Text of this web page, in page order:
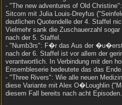
- "The new adventures of Old
Sitcom mit Julia Louis-Dreyfus
deutlichen Quotendelle der 4. Staffel
Vielmehr sank die Zuschauerzahl
nach der 5. Staffel.
- "Numb3rs": F�r das Aus der
nach der 6. Staffel ist vor allem der
verantwortlich. In Verbindung mit den
Ensembleserie bedeutete das das Ende.
- "Three Rivers": Wie alle neuen
diese Variante mit Alex O�Loughlin
diesem Fall bereits nach acht Episoden.